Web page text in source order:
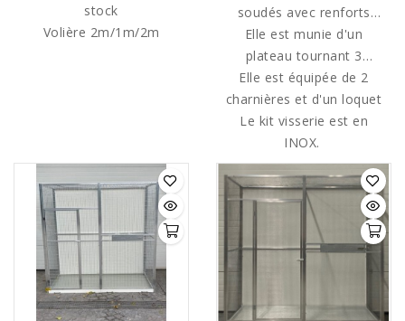
stock
Volière 2m/1m/2m
soudés avec renforts
latéraux.
Elle est munie d'un
plateau tournant 3
gamelles de diamètre 13
cm avec gamelles
Elle est équipée de 2
charnières et d'un loquet
Le kit visserie est en
INOX.